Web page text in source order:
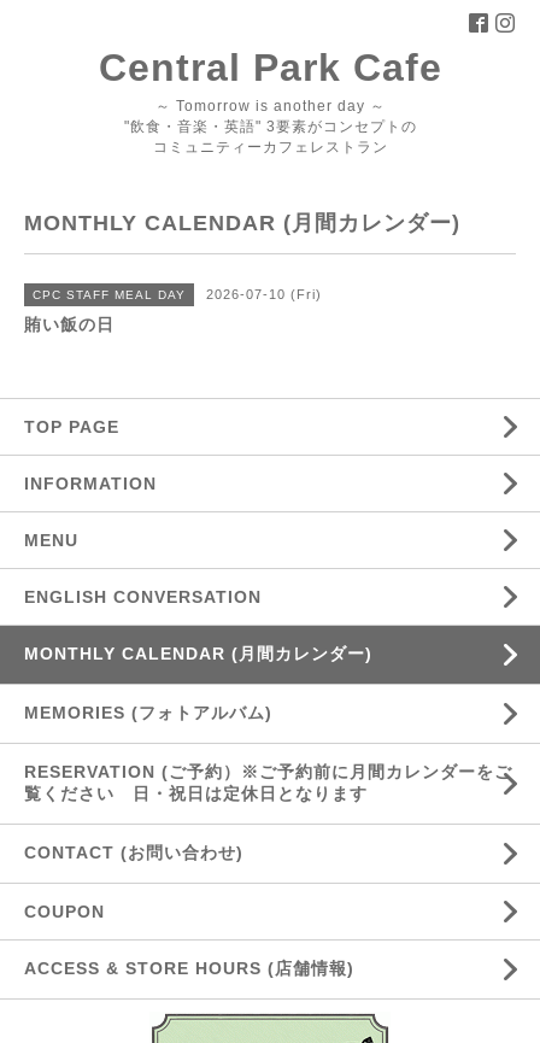
Central Park Cafe
～ Tomorrow is another day ～
"飲食・音楽・英語" 3要素がコンセプトの
コミュニティーカフェレストラン
MONTHLY CALENDAR (月間カレンダー)
CPC STAFF MEAL DAY 2026-07-10 (Fri)
賄い飯の日
TOP PAGE
INFORMATION
MENU
ENGLISH CONVERSATION
MONTHLY CALENDAR (月間カレンダー)
MEMORIES (フォトアルバム)
RESERVATION (ご予約）※ご予約前に月間カレンダーをご
覧ください 日・祝日は定休日となります
CONTACT (お問い合わせ)
COUPON
ACCESS & STORE HOURS (店舗情報)